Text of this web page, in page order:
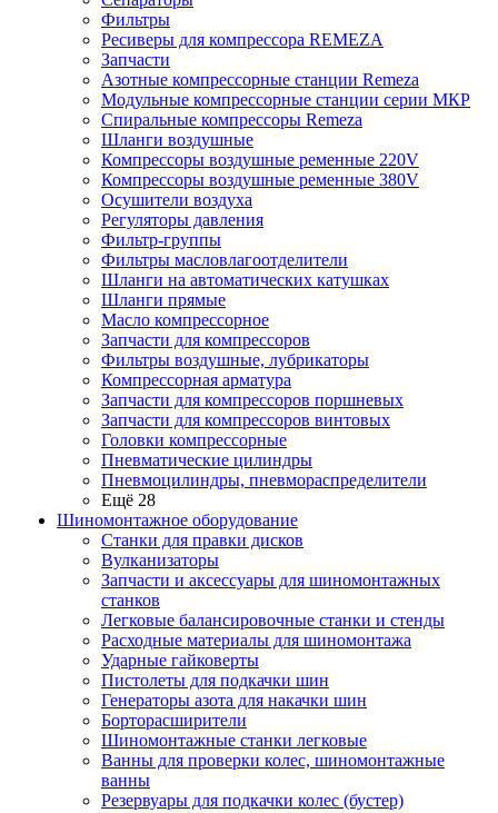
Фильтры
Ресиверы для компрессора REMEZA
Запчасти
Азотные компрессорные станции Remeza
Модульные компрессорные станции серии МКР
Спиральные компрессоры Remeza
Шланги воздушные
Компрессоры воздушные ременные 220V
Компрессоры воздушные ременные 380V
Осушители воздуха
Регуляторы давления
Фильтр-группы
Фильтры масловлагоотделители
Шланги на автоматических катушках
Шланги прямые
Масло компрессорное
Запчасти для компрессоров
Фильтры воздушные, лубрикаторы
Компрессорная арматура
Запчасти для компрессоров поршневых
Запчасти для компрессоров винтовых
Головки компрессорные
Пневматические цилиндры
Пневмоцилиндры, пневмораспределители
Ещё 28
Шиномонтажное оборудование
Станки для правки дисков
Вулканизаторы
Запчасти и аксессуары для шиномонтажных
станков
Легковые балансировочные станки и стенды
Расходные материалы для шиномонтажа
Ударные гайковерты
Пистолеты для подкачки шин
Генераторы азота для накачки шин
Борторасширители
Шиномонтажные станки легковые
Ванны для проверки колес, шиномонтажные
ванны
Резервуары для подкачки колес (бустер)